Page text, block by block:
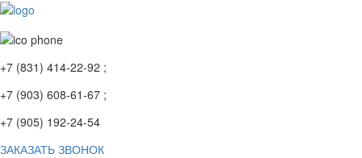
+7 (831) 414-22-92 ;
+7 (903) 608-61-67 ;
+7 (905) 192-24-54
ЗАКАЗАТЬ ЗВОНОК